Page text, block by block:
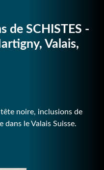
de SCHISTES -
Valais,
noire, inclusions de
dans le Valais Suisse.